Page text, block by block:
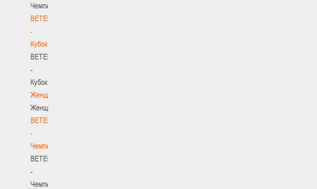
Чемпионат
BETERA
-
Кубок
BETERA
-
Кубок
Женщины
Женщины
BETERA
-
Чемпионат
BETERA
-
Чемпионат